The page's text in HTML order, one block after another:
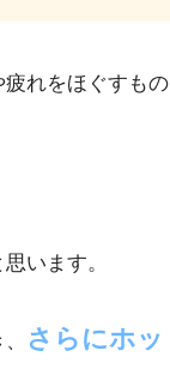
れをほぐすもの
います。
さらにホッ